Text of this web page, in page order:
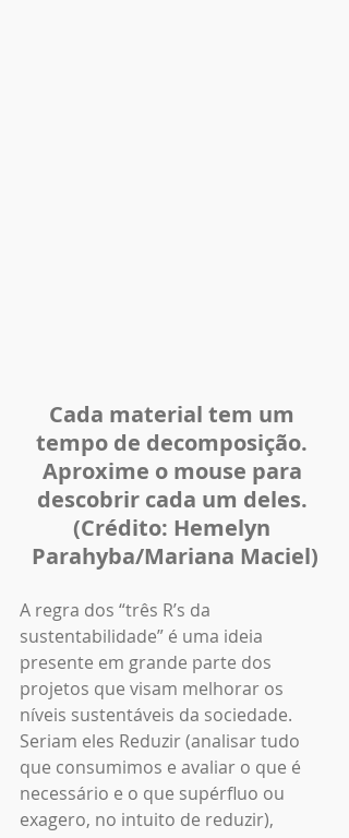
Cada material tem um
tempo de decomposição.
Aproxime o mouse para
descobrir cada um deles.
(Crédito: Hemelyn
Parahyba/Mariana Maciel)
A regra dos “três R’s da
sustentabilidade” é uma ideia
presente em grande parte dos
projetos que visam melhorar os
níveis sustentáveis da sociedade.
Seriam eles Reduzir (analisar tudo
que consumimos e avaliar o que é
necessário e o que supérfluo ou
exagero, no intuito de reduzir),